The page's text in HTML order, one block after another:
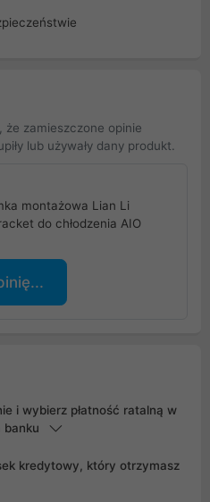
że zamieszczone opinie
lub używały dany produkt.
montażowa Lian Li
do chłodzenia AIO
i wybierz płatność ratalną w
banku
kredytowy, który otrzymasz